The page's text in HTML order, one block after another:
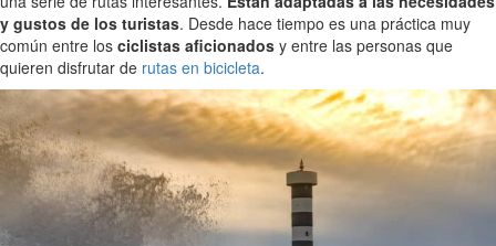
y gustos de los turistas. Desde hace tiempo es una práctica muy
común entre los ciclistas aficionados y entre las personas que
quieren disfrutar de rutas en bicicleta.